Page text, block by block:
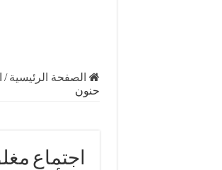
الصفحة الرئيسية /
حنون
اجتماع